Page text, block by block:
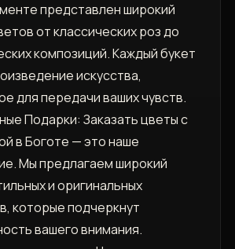
представлен широкий
от классических роз до
композиций. Каждый букет
искусства,
для передачи ваших чувств.
Подарки: Заказать цветы с
в Боготе — это наше
Мы предлагаем широкий
и оригинальных
которые подчеркнут
вашего внимания.